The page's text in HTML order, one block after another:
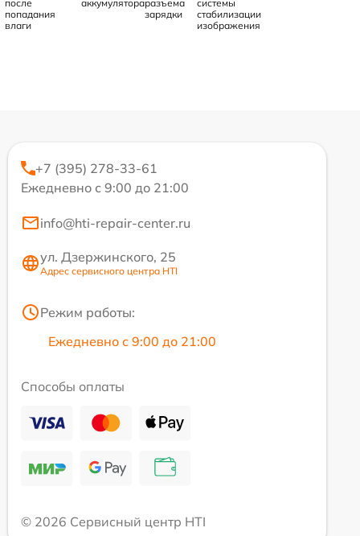
после
попадания
влаги
аккумулятораразъема
зарядки
системы
стабилизации
изображения
+7 (395) 278-33-61
Ежедневно с 9:00 до 21:00
info@hti-repair-center.ru
ул. Дзержинского, 25
Адрес сервисного центра HTI
Режим работы:
Ежедневно с 9:00 до 21:00
Способы оплаты
© 2026 Сервисный центр HTI